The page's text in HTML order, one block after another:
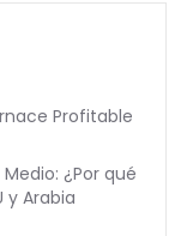
Profitable
¿Por qué
y Arabia